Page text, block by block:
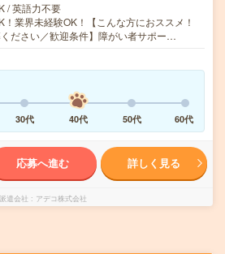
/ 英語力不要
！業界未経験OK！【こんな方におススメ！
ださい／歓迎条件】障がい者サポー…
30代 40代 50代 60代
応募へ進む 詳しく見る
派遣会社 アデコ株式会社